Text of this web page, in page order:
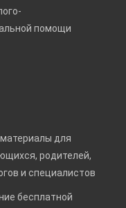
помощи
для
родителей,
и специалистов
бесплатной